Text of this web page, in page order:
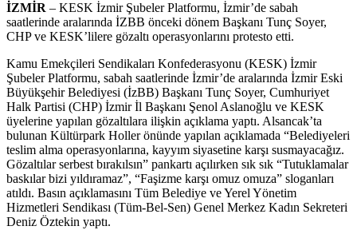
İZMİR – KESK İzmir Şubeler Platformu, İzmir’de sabah
saatlerinde aralarında İZBB önceki dönem Başkanı Tunç Soyer,
CHP ve KESK’lilere gözaltı operasyonlarını protesto etti.
Kamu Emekçileri Sendikaları Konfederasyonu (KESK) İzmir
Şubeler Platformu, sabah saatlerinde İzmir’de aralarında İzmir Eski
Büyükşehir Belediyesi (İzBB) Başkanı Tunç Soyer, Cumhuriyet
Halk Partisi (CHP) İzmir İl Başkanı Şenol Aslanoğlu ve KESK
üyelerine yapılan gözaltılara ilişkin açıklama yaptı. Alsancak’ta
bulunan Kültürpark Holler önünde yapılan açıklamada “Belediyeleri
teslim alma operasyonlarına, kayyım siyasetine karşı susmayacağız.
Gözaltılar serbest bırakılsın” pankartı açılırken sık sık “Tutuklamalar
baskılar bizi yıldıramaz”, “Faşizme karşı omuz omuza” sloganları
atıldı. Basın açıklamasını Tüm Belediye ve Yerel Yönetim
Hizmetleri Sendikası (Tüm-Bel-Sen) Genel Merkez Kadın Sekreteri
Deniz Öztekin yaptı.